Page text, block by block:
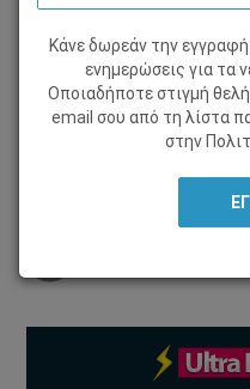
ΤΑ ΝΈΑ ΜΑΣ
02 Δεκεμβρίου 2011,
Κάνε δωρεάν την
ενημερώσεις για τα
Οποιαδήποτε στιγμή
email σου από τη λίστα
στην